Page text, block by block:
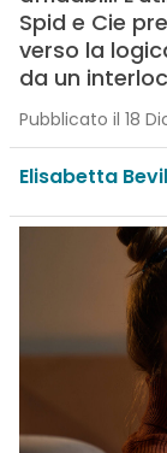
Spid e Cie
verso la
da un
Pubblicato il 18
Elisabetta